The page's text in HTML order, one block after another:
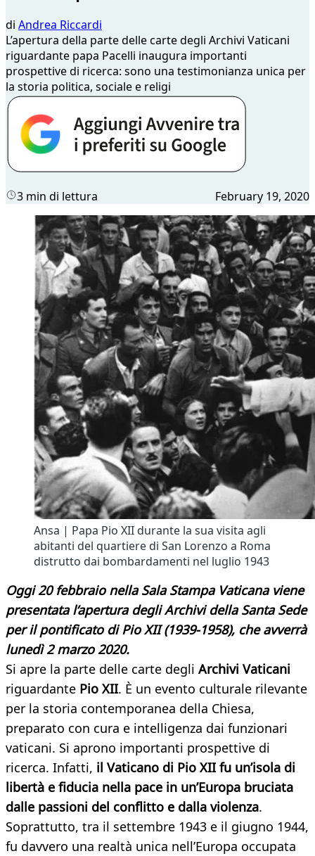
di Andrea Riccardi
L’apertura della parte delle carte degli Archivi Vaticani
riguardante papa Pacelli inaugura importanti
prospettive di ricerca: sono una testimonianza unica per
la storia politica, sociale e religi
3 min di lettura February 19, 2020
Ansa | Papa Pio XII durante la sua visita agli
abitanti del quartiere di San Lorenzo a Roma
distrutto dai bombardamenti nel luglio 1943
Oggi 20 febbraio nella Sala Stampa Vaticana viene
presentata l’apertura degli Archivi della Santa Sede
per il pontificato di Pio XII (1939-1958), che avverrà
lunedì 2 marzo 2020.
Si apre la parte delle carte degli Archivi Vaticani
riguardante Pio XII. È un evento culturale rilevante
per la storia contemporanea della Chiesa,
preparato con cura e intelligenza dai funzionari
vaticani. Si aprono importanti prospettive di
ricerca. Infatti, il Vaticano di Pio XII fu un’isola di
libertà e fiducia nella pace in un’Europa bruciata
dalle passioni del conflitto e dalla violenza.
Soprattutto, tra il settembre 1943 e il giugno 1944,
fu davvero una realtà unica nell’Europa occupata